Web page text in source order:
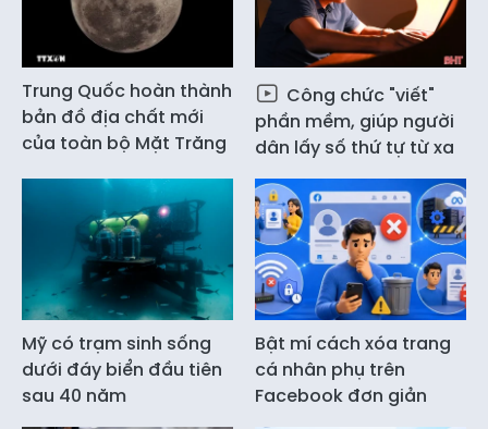
Trung Quốc hoàn thành
bản đồ địa chất mới
của toàn bộ Mặt Trăng
Công chức "viết"
phần mềm, giúp người
dân lấy số thứ tự từ xa
Mỹ có trạm sinh sống
dưới đáy biển đầu tiên
sau 40 năm
Bật mí cách xóa trang
cá nhân phụ trên
Facebook đơn giản